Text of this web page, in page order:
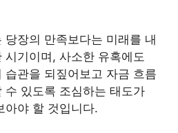
당장의 만족보다는 미래를 내
시기이며, 사소한 유혹에도
습관을 되짚어보고 자금 흐름
수 있도록 조심하는 태도가
아야 할 것입니다.